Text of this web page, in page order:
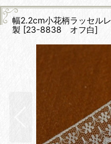
幅2.2cm小花柄ラッセ
製 [23-8838 オフ白]